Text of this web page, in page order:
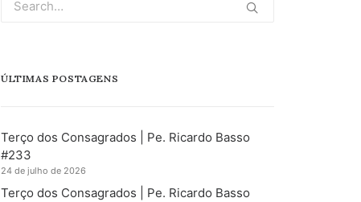
ÚLTIMAS POSTAGENS
Terço dos Consagrados | Pe. Ricardo Basso
#233
24 de julho de 2026
Terço dos Consagrados | Pe. Ricardo Basso